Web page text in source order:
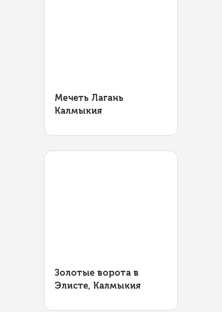
Мечеть Лагань
Калмыкия
Золотые ворота в
Элисте, Калмыкия